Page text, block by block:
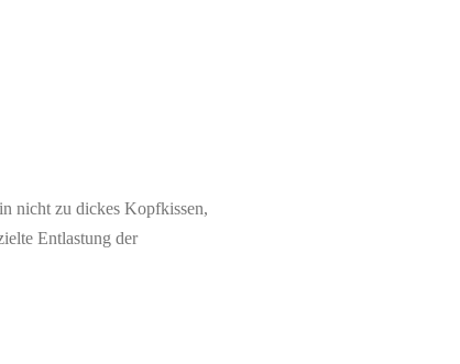
nicht zu dickes Kopfkissen,
Entlastung der